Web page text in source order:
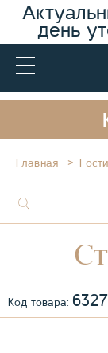
день
Главная
Код товара: 6327